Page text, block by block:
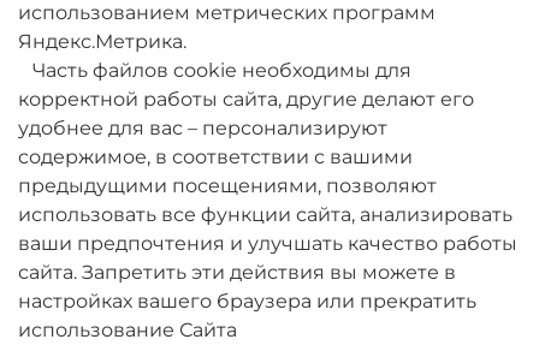
О компании
Товары и услуги
+7 (495) 789-38-95
09:00 - 18:00 (будни, по МСК)
использованием метрических программ
Яндекс.Метрика.
Часть файлов cookie необходимы для
корректной работы сайта, другие делают его
удобнее для вас – персонализируют
содержимое, в соответствии с вашими
предыдущими посещениями, позволяют
использовать все функции сайта, анализировать
ваши предпочтения и улучшать качество работы
сайта. Запретить эти действия вы можете в
настройках вашего браузера или прекратить
использование Сайта